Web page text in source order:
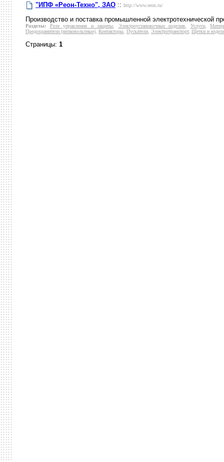
"ИПФ «Реон-Техно", ЗАО :: http://www.reon.ru/
Производство и поставка промышленной электротехнической
Разделы: Реле управления и защиты, Электроустановочные изделия, Услуги,
Предохранители (низковольтные), Контакторы, Пускатели, Электротранспорт, Щетки и
Страницы: 1